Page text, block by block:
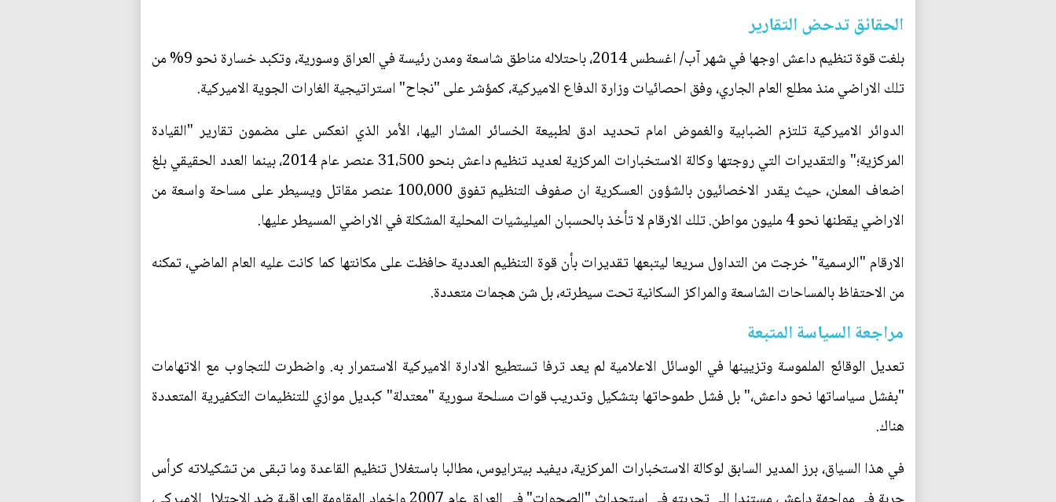
الحقائق تدحض التقارير
بلغت قوة تنظيم داعش اوجها في شهر آب/ اغسطس 2014، باحتلاله مناطق شاسعة ومدن رئيسة في العراق وسورية، وتكبد خسارة نحو 9% من
تلك الاراضي منذ مطلع العام الجاري، وفق احصائيات وزارة الدفاع الاميركية، كمؤشر على "نجاح" استراتيجية الغارات الجوية الاميركية.
الدوائر الاميركية تلتزم الضبابية والغموض امام تحديد ادق لطبيعة الخسائر المشار اليها، الأمر الذي انعكس على مضمون تقارير "القيادة
المركزية؛" والتقديرات التي روجتها وكالة الاستخبارات المركزية لعديد تنظيم داعش بنحو 31،500 عنصر عام 2014، بينما العدد الحقيقي بلغ
اضعاف المعلن، حيث يقدر الاخصائيون بالشؤون العسكرية ان صفوف التنظيم تفوق 100،000 عنصر مقاتل ويسيطر على مساحة واسعة من
الاراضي يقطنها نحو 4 مليون مواطن. تلك الارقام لا تأخذ بالحسبان الميليشيات المحلية المشكلة في الاراضي المسيطر عليها.
الارقام "الرسمية" خرجت من التداول سريعا ليتبعها تقديرات بأن قوة التنظيم العددية حافظت على مكانتها كما كانت عليه العام الماضي، تمكنه
من الاحتفاظ بالمساحات الشاسعة والمراكز السكانية تحت سيطرته، بل شن هجمات متعددة.
مراجعة السياسة المتبعة
تعديل الوقائع الملموسة وتزيينها في الوسائل الاعلامية لم يعد ترفا تستطيع الادارة الاميركية الاستمرار به. واضطرت للتجاوب مع الاتهامات
"بفشل سياساتها نحو داعش،" بل فشل طموحاتها بتشكيل وتدريب قوات مسلحة سورية "معتدلة" كبديل موازي للتنظيمات التكفيرية المتعددة
هناك.
في هذا السياق، برز المدير السابق لوكالة الاستخبارات المركزية، ديفيد بيترايوس، مطالبا باستغلال تنظيم القاعدة وما تبقى من تشكيلاته كرأس